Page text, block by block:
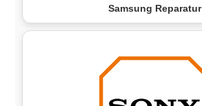
Samsung Reparatur